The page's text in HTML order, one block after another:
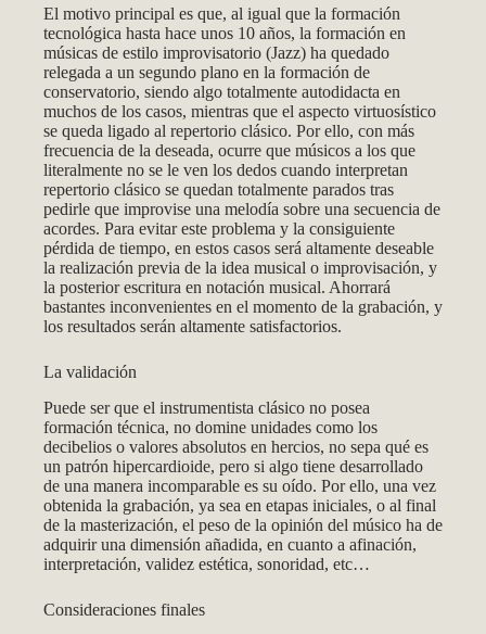
El motivo principal es que, al igual que la formación
tecnológica hasta hace unos 10 años, la formación en
músicas de estilo improvisatorio (Jazz) ha quedado
relegada a un segundo plano en la formación de
conservatorio, siendo algo totalmente autodidacta en
muchos de los casos, mientras que el aspecto virtuosístico
se queda ligado al repertorio clásico. Por ello, con más
frecuencia de la deseada, ocurre que músicos a los que
literalmente no se le ven los dedos cuando interpretan
repertorio clásico se quedan totalmente parados tras
pedirle que improvise una melodía sobre una secuencia de
acordes. Para evitar este problema y la consiguiente
pérdida de tiempo, en estos casos será altamente deseable
la realización previa de la idea musical o improvisación, y
la posterior escritura en notación musical. Ahorrará
bastantes inconvenientes en el momento de la grabación, y
los resultados serán altamente satisfactorios.
La validación
Puede ser que el instrumentista clásico no posea
formación técnica, no domine unidades como los
decibelios o valores absolutos en hercios, no sepa qué es
un patrón hipercardioide, pero si algo tiene desarrollado
de una manera incomparable es su oído. Por ello, una vez
obtenida la grabación, ya sea en etapas iniciales, o al final
de la masterización, el peso de la opinión del músico ha de
adquirir una dimensión añadida, en cuanto a afinación,
interpretación, validez estética, sonoridad, etc…
Consideraciones finales